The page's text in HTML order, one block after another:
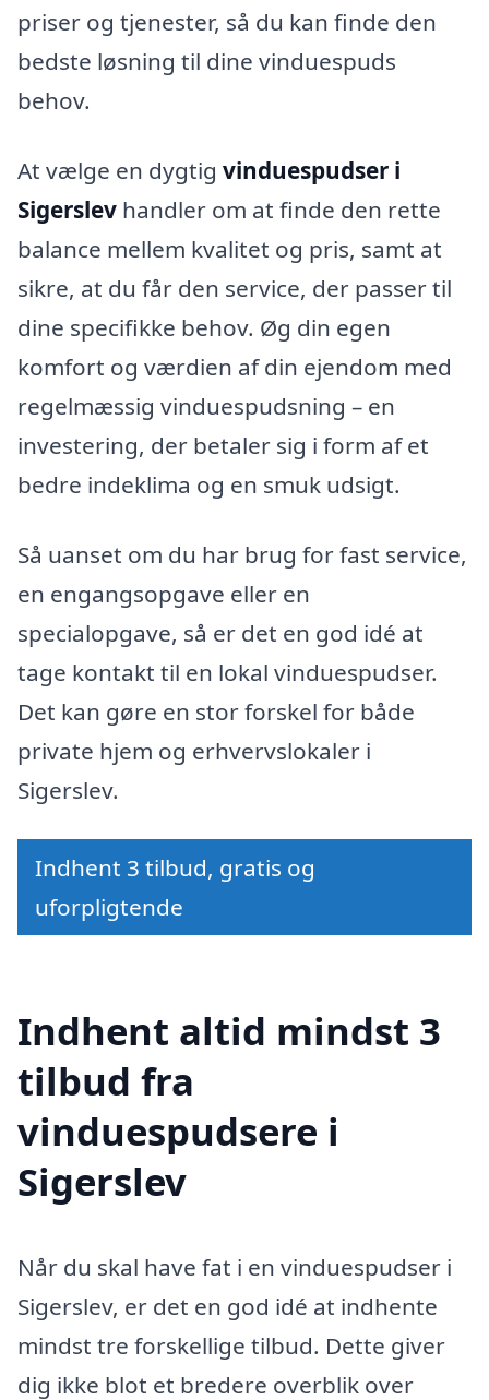
priser og tjenester, så du kan finde den
bedste løsning til dine vinduespuds
behov.
At vælge en dygtig vinduespudser i
Sigerslev handler om at finde den rette
balance mellem kvalitet og pris, samt at
sikre, at du får den service, der passer til
dine specifikke behov. Øg din egen
komfort og værdien af din ejendom med
regelmæssig vinduespudsning – en
investering, der betaler sig i form af et
bedre indeklima og en smuk udsigt.
Så uanset om du har brug for fast service,
en engangsopgave eller en
specialopgave, så er det en god idé at
tage kontakt til en lokal vinduespudser.
Det kan gøre en stor forskel for både
private hjem og erhvervslokaler i
Sigerslev.
Indhent 3 tilbud, gratis og
uforpligtende
Indhent altid mindst 3
tilbud fra
vinduespudsere i
Sigerslev
Når du skal have fat i en vinduespudser i
Sigerslev, er det en god idé at indhente
mindst tre forskellige tilbud. Dette giver
dig ikke blot et bredere overblik over